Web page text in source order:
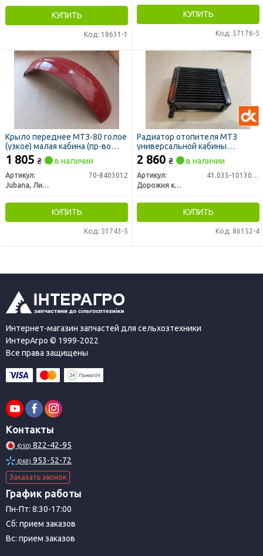
КУПИТЬ
Код: 18631-1
КУПИТЬ
Код: 57176-5
Крыло переднее МТЗ-80 голое
(узкое) малая кабина (пр-во
JUBANA)
1 805 ₴ в наличии
Артикул:
70-8403012
Jubana, Литва
КУПИТЬ
Код: 51743-5
Радиатор отопителя МТЗ
универсальной кабины
медный (ДК)
2 860 ₴ в наличии
Артикул:
41.035-1013010-С
Дорожня карта
КУПИТЬ
Код: 86152-4
Интернет-магазин запчастей для сельхозтехники
ИнтерАгро © 1999-2022
Все права защищены
Контакты
(050) 822-42-95
(068) 953-52-72
Заказать звонок
График работы
Пн-Пт: 8:30-17:00
Сб: прием заказов
Вс: прием заказов